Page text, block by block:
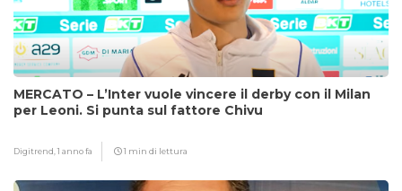
MERCATO – L’Inter vuole vincere il derby con il Milan
per Leoni. Si punta sul fattore Chivu
Digitrend,1 anno fa 1 min di lettura